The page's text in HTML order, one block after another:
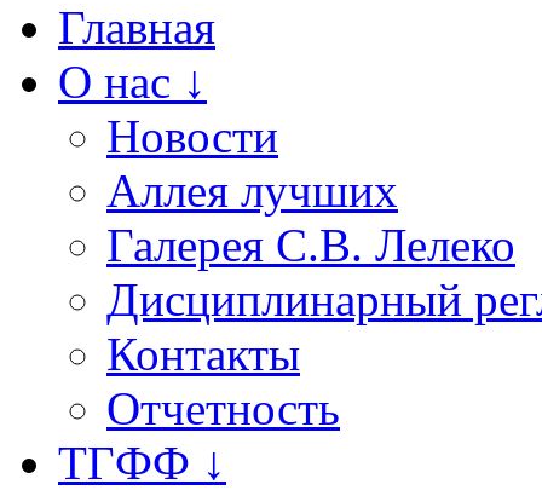
Главная
О нас ↓
Новости
Аллея лучших
Галерея С.В. Лелеко
Дисциплинарный
Контакты
Отчетность
ТГФФ ↓